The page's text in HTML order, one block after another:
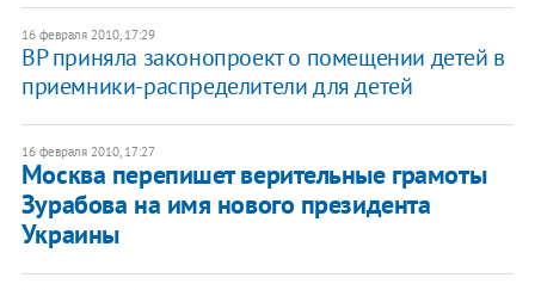
16 февраля 2010, 17:29
ВР приняла законопроект о помещении детей в
приемники-распределители для детей
16 февраля 2010, 17:27
Москва перепишет верительные грамоты
Зурабова на имя нового президента
Украины